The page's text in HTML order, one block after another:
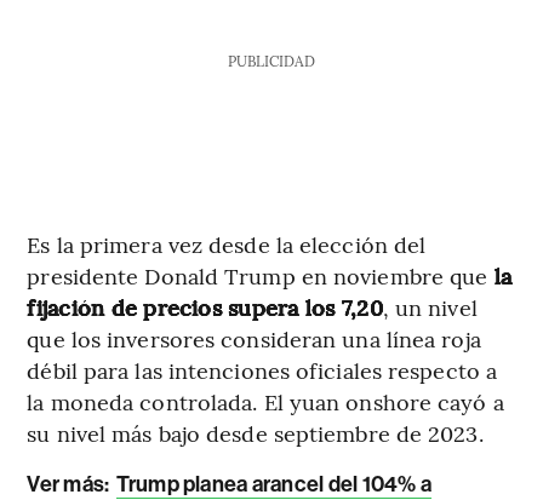
PUBLICIDAD
Es la primera vez desde la elección del
presidente Donald Trump en noviembre que la
fijación de precios supera los 7,20, un nivel
que los inversores consideran una línea roja
débil para las intenciones oficiales respecto a
la moneda controlada. El yuan onshore cayó a
su nivel más bajo desde septiembre de 2023.
Ver más: Trump planea arancel del 104% a